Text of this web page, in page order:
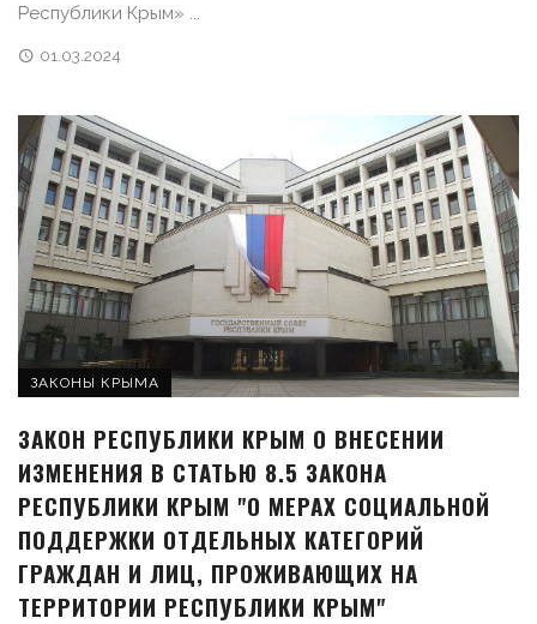
Республики Крым» ...
01.03.2024
ЗАКОНЫ КРЫМА
ЗАКОН РЕСПУБЛИКИ КРЫМ О ВНЕСЕНИИ
ИЗМЕНЕНИЯ В СТАТЬЮ 8.5 ЗАКОНА
РЕСПУБЛИКИ КРЫМ "О МЕРАХ СОЦИАЛЬНОЙ
ПОДДЕРЖКИ ОТДЕЛЬНЫХ КАТЕГОРИЙ
ГРАЖДАН И ЛИЦ, ПРОЖИВАЮЩИХ НА
ТЕРРИТОРИИ РЕСПУБЛИКИ КРЫМ"